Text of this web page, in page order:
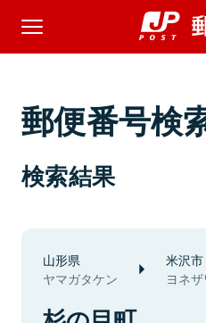
郵便番号検
検索結果
山形県
ヤマガタケン
米沢市
ヨネ